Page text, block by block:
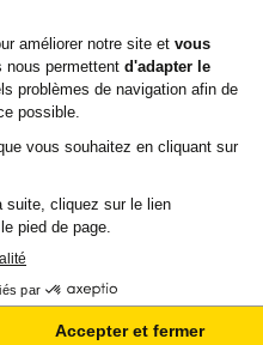
(Q2612AD) - NOIR -
Voir le produit